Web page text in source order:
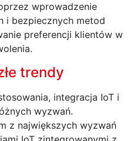
wprowadzenie
i bezpiecznych metod
preferencji klientów w
trendy
integracja IoT i
wyzwań.
z największych wyzwań